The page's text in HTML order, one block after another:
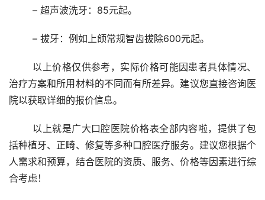
	– 超声波洗牙：85元起。
	– 拔牙：例如上颌常规智齿拔除600元起。
治疗方案和所用材料的不同而有所差异。建议您直接咨询医
院以获取详细的报价信息。
括种植牙、正畸、修复等多种口腔医疗服务。建议您根据个
人需求和预算，结合医院的资质、服务、价格等因素进行综
合考虑！